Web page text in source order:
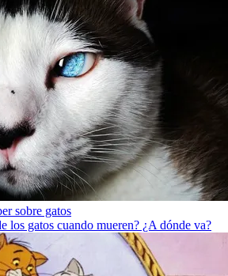
sobre gatos
los gatos cuando mueren? ¿A dónde va?